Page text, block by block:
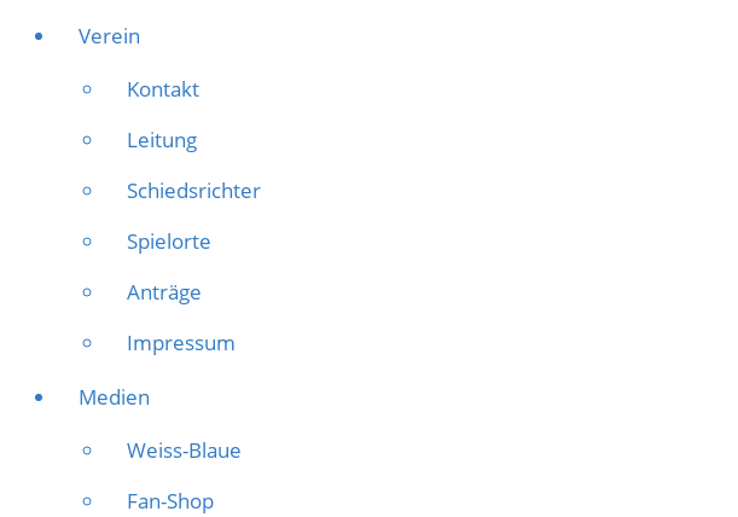
Verein
Kontakt
Leitung
Schiedsrichter
Spielorte
Anträge
Impressum
Medien
Weiss-Blaue
Fan-Shop